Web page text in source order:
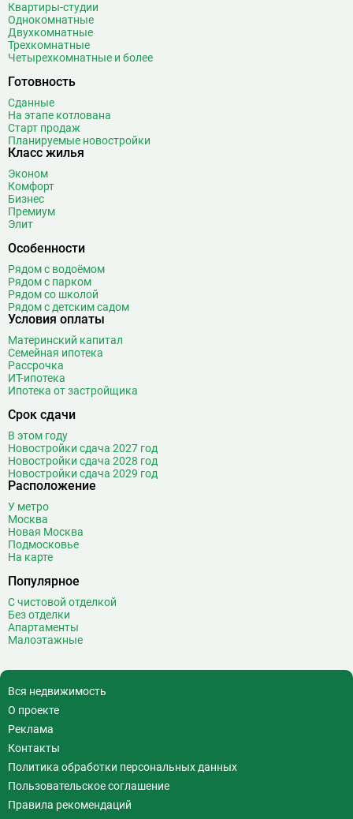
Беломорская
Белорусская
Беляево
Библиотека имени Ленина
Битцевский парк
Борисово
Боровицкая
Ботанический сад
Бунинская аллея
Бутырская
В Вавиловская
Варшавская
ВДНХ
Верхние Лихоборы
Владыкино
Водный стадион
Войковская
Волгоградский проспект
Волжская
Волоколамская
Воробьёвы горы
Воронцовская
Выставочный центр
Выхино
Г Генерала Тюленева
Деловой центр
Динамо
Добрынинская
Домодедовская
Дорогомиловская
Достоевская
Квартиры-студии
Однокомнатные
Двухкомнатные
Трехкомнатные
Четырехкомнатные и более
Готовность
Сданные
На этапе котлована
Старт продаж
Планируемые новостройки
Класс жилья
Эконом
Комфорт
Бизнес
Премиум
Элит
Особенности
Рядом с водоёмом
Рядом с парком
Рядом со школой
Рядом с детским садом
Условия оплаты
Материнский капитал
Семейная ипотека
Рассрочка
ИТ-ипотека
Ипотека от застройщика
Срок сдачи
В этом году
Новостройки сдача 2027 год
Новостройки сдача 2028 год
Новостройки сдача 2029 год
Расположение
У метро
Москва
Новая Москва
Подмосковье
На карте
Популярное
С чистовой отделкой
Без отделки
Апартаменты
Малоэтажные
Вся недвижимость
О проекте
Реклама
Контакты
Политика обработки персональных данных
Пользовательское соглашение
Правила рекомендаций